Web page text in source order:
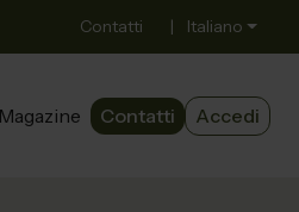
Contatti | Italiano
Contatti Accedi